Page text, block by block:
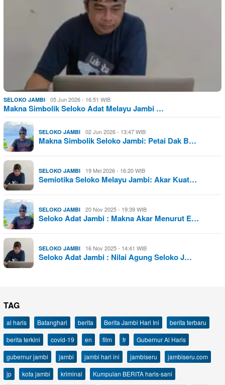
SELOKO JAMBI 05 Jun 2026 - 16:51 WIB
Makna Simbolik Seloko Adat Melayu Jambi …
SELOKO JAMBI 02 Jun 2026 - 13:47 WIB
Makna Simbolik Seloko Jambi: Petai Dak B…
SELOKO JAMBI 19 Mei 2026 - 16:20 WIB
Semiotika Seloko Melayu Jambi: Akar Kuat…
SELOKO JAMBI 20 Nov 2025 - 19:39 WIB
Seloko Adat Jambi : Makna Akar Menurut E…
SELOKO JAMBI 16 Nov 2025 - 14:41 WIB
Seloko Adat Jambi : Nilai Agung Seloko J…
TAG
al haris Batanghari berita Berita Jambi Hari Ini
berita terbaru
berita terkini
covid-19 en film fr
Gubernur Al Haris
gubernur jambi
jambi jambi hari ini jambiseru
jambiseru.com
jp
kota jambi kriminal
Kumpulan BERITA haris-sani